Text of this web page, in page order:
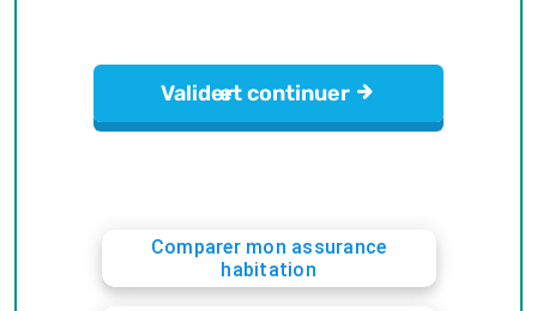
Comparer mon assurance
habitation